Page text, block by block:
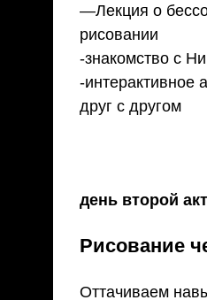
—Лекция о
рисовании
-знакомство с
-интерактивное
друг с другом
день второй
Рисование
Оттачиваем